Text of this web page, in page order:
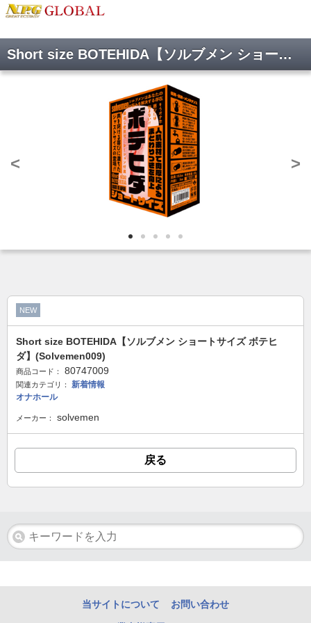
Short size BOTEHIDA【ソルブメン ショートサイズ ボテヒダ】(Solvemen009)
< >
NEW
Short size BOTEHIDA【ソルブメン ショートサイズ ボテヒ
ダ】(Solvemen009)
商品コード： 80747009
関連カテゴリ：
新着情報
オナホール
メーカー： solvemen
戻る
当サイトについて お問い合わせ